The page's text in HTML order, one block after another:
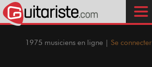
1975 musiciens en ligne | Se connecter